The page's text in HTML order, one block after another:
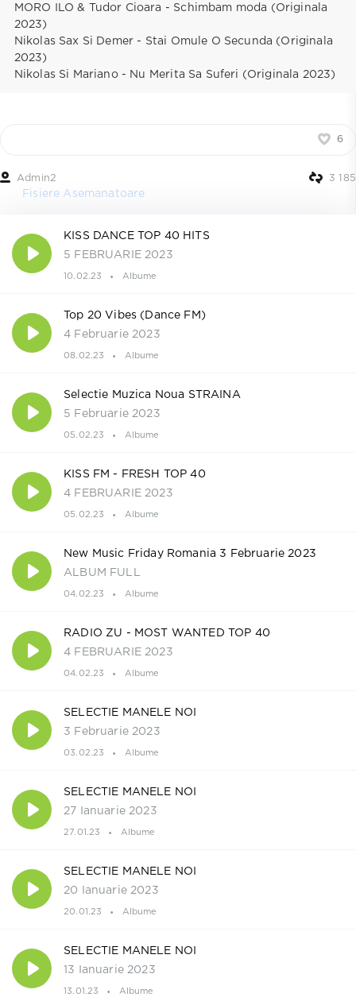
MORO ILO & Tudor Cioara - Schimbam moda (Originala
2023)
Nikolas Sax Si Demer - Stai Omule O Secunda (Originala
2023)
Nikolas Si Mariano - Nu Merita Sa Suferi (Originala 2023)
6
Admin2 3 185
Fisiere Asemanatoare
KISS DANCE TOP 40 HITS
5 FEBRUARIE 2023
10.02.23 Albume
Top 20 Vibes (Dance FM)
4 Februarie 2023
08.02.23 Albume
Selectie Muzica Noua STRAINA
5 Februarie 2023
05.02.23 Albume
KISS FM - FRESH TOP 40
4 FEBRUARIE 2023
05.02.23 Albume
New Music Friday Romania 3 Februarie 2023
ALBUM FULL
04.02.23 Albume
RADIO ZU - MOST WANTED TOP 40
4 FEBRUARIE 2023
04.02.23 Albume
SELECTIE MANELE NOI
3 Februarie 2023
03.02.23 Albume
SELECTIE MANELE NOI
27 Ianuarie 2023
27.01.23 Albume
SELECTIE MANELE NOI
20 Ianuarie 2023
20.01.23 Albume
SELECTIE MANELE NOI
13 Ianuarie 2023
13.01.23 Albume